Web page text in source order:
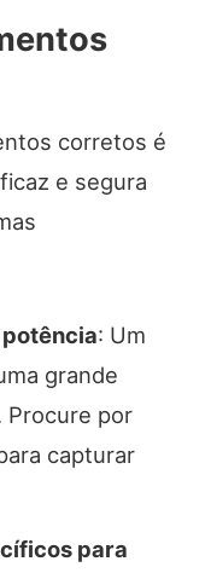
corretos é
e segura
: Um
grande
Procure por
capturar
para